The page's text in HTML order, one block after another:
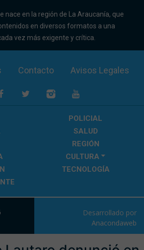
nace en la región de La Araucanía, que
en diversos formatos a una
vez más exigente y crítica.
Contacto Avisos Legales
POLICIAL
SALUD
REGIÓN
CULTURA
TECNOLOGÍA
Desarrollado por
Anacondaweb